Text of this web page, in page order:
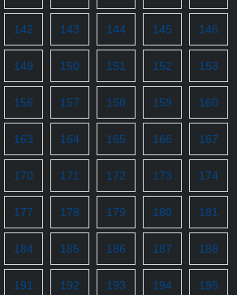
142 143 144 145 146
149 150 151 152 153
156 157 158 159 160
163 164 165 166 167
170 171 172 173 174
177 178 179 180 181
184 185 186 187 188
191 192 193 194 195